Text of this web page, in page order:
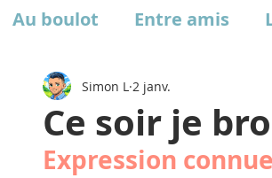
Au boulot Entre amis
OREYE WAREMME
SICILE CANADA
Ce soir je
Simon L 2 janv.
Expression